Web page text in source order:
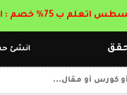
انشئ